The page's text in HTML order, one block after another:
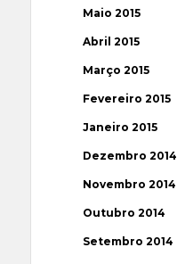
Maio 2015
Abril 2015
Março 2015
Fevereiro 2015
Janeiro 2015
Dezembro 2014
Novembro 2014
Outubro 2014
Setembro 2014